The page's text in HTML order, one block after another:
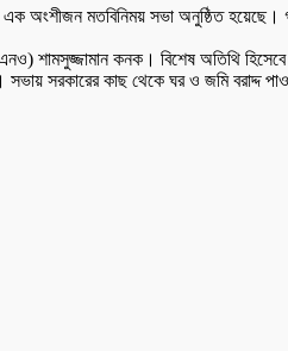
অংশীজন মতবিনিময় সভা অনুষ্ঠিত
শামসুজ্জামান কনক। বিশেষ অতিথি
কাছ থেকে ঘর ও জমি বরাদ্দ